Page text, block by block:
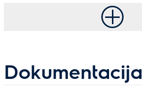
Dokumentacija